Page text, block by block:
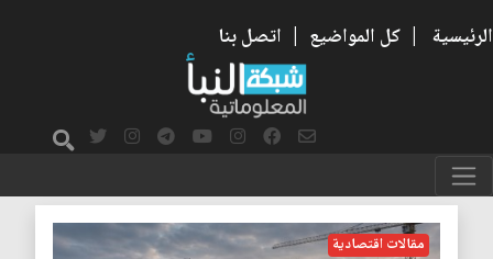
الرئيسية | كل المواضيع | اتصل بنا
اتخاذ القرار
مقالات اقتصادية